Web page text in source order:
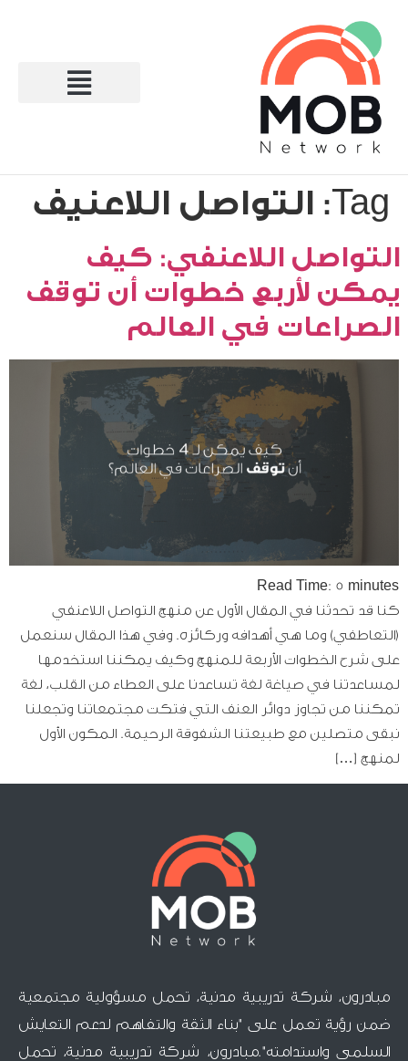
Tag: التواصل اللاعنيف
التواصل اللاعنفي: كيف
يمكن لأربع خطوات أن توقف
الصراعات في العالم
Read Time: 5 minutes
كنا قد تحدثنا في المقال الأول عن منهج التواصل اللاعنفي
(التعاطفي) وما هي أهدافه وركائزه. وفي هذا المقال سنعمل
على شرح الخطوات الأربعة للمنهج وكيف يمكننا استخدمها
لمساعدتنا في صياغة لغة تساعدنا على العطاء من القلب، لغة
تمكننا من تجاوز دوائر العنف التي فتكت مجتمعاتنا وتجعلنا
نبقى متصلين مع طبيعتنا الشفوقة الرحيمة. المكون الأول
لمنهج […]
مبادرون، شركة تدريبية مدنية، تحمل مسؤولية مجتمعية
ضمن رؤية تعمل على "بناء الثقة والتفاهم لدعم التعايش
السلمي واستدامته".مبادرون، شركة تدريبية مدنية، تحمل